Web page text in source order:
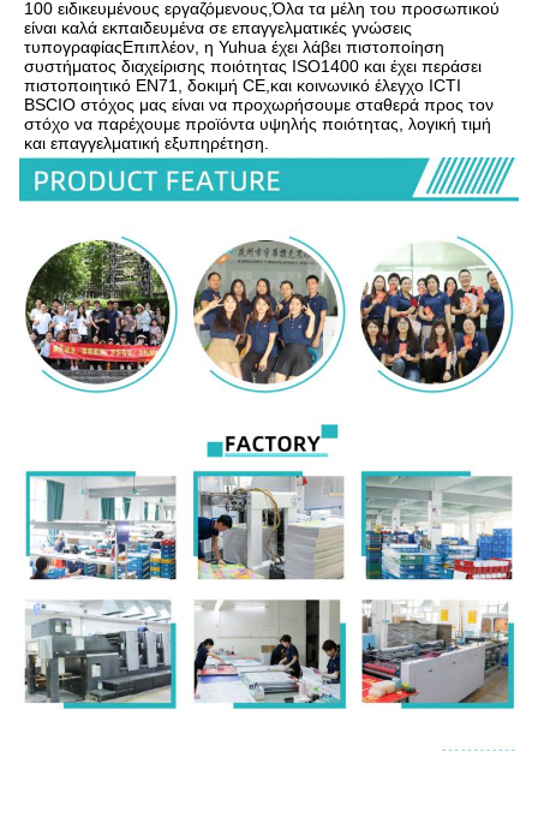
100 ειδικευμένους εργαζόμενους,Όλα τα μέλη του προσωπικού
είναι καλά εκπαιδευμένα σε επαγγελματικές γνώσεις
τυπογραφίαςΕπιπλέον, η Yuhua έχει λάβει πιστοποίηση
συστήματος διαχείρισης ποιότητας ISO1400 και έχει περάσει
πιστοποιητικό EN71, δοκιμή CE,και κοινωνικό έλεγχο ICTI
BSCIΟ στόχος μας είναι να προχωρήσουμε σταθερά προς τον
στόχο να παρέχουμε προϊόντα υψηλής ποιότητας, λογική τιμή
και επαγγελματική εξυπηρέτηση.